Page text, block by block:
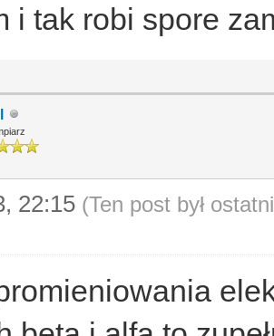
i tak robi spore
22:15 (Ten post był